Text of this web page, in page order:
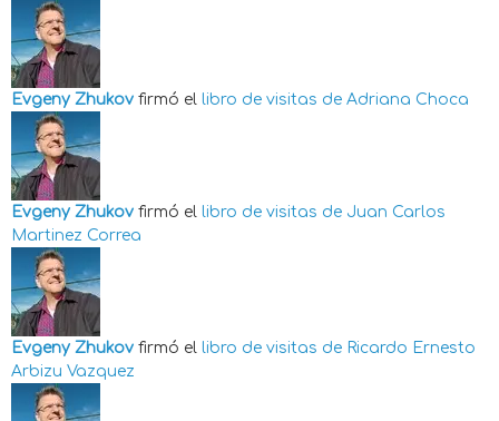
Evgeny Zhukov firmó el libro de visitas de Adriana Choca
Evgeny Zhukov firmó el libro de visitas de Juan Carlos
Martinez Correa
Evgeny Zhukov firmó el libro de visitas de Ricardo Ernesto
Arbizu Vazquez